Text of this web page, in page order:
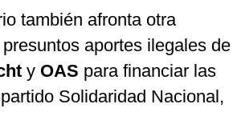
también afronta otra
aportes ilegales de
y OAS para financiar las
Solidaridad Nacional,